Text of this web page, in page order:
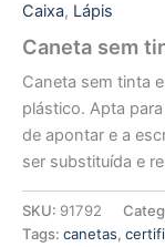
Caixa, Lápis
Caneta sem
Caneta sem tinta
plástico. Apta
de apontar e a
ser substituída e
SKU: 91792
Tags: canetas,